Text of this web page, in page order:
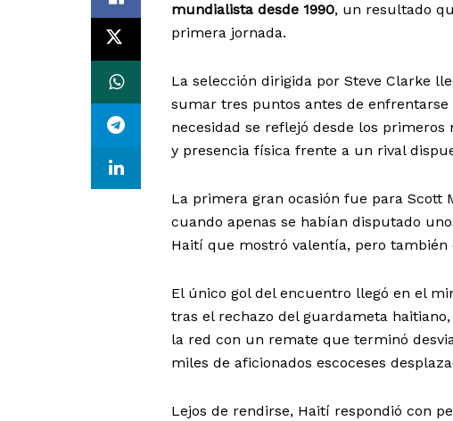
mundialista desde 1990, un resultado
primera jornada.
La selección dirigida por Steve Clarke
sumar tres puntos antes de enfrentarse
necesidad se reflejó desde los
y presencia física frente a un rival
La primera gran ocasión fue para Scott
cuando apenas se habían disputado
Haití que mostró valentía, pero
El único gol del encuentro llegó en el
tras el rechazo del guardameta haitiano,
la red con un remate que terminó
miles de aficionados escoceses
Lejos de rendirse, Haití respondió con